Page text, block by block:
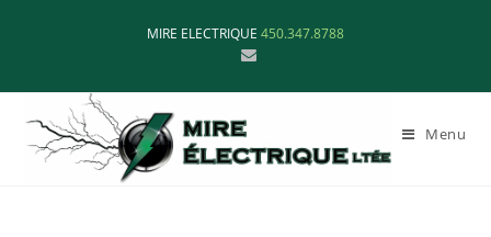
MIRE ELECTRIQUE 450.347.8788
Menu